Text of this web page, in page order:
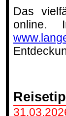
Das
online.